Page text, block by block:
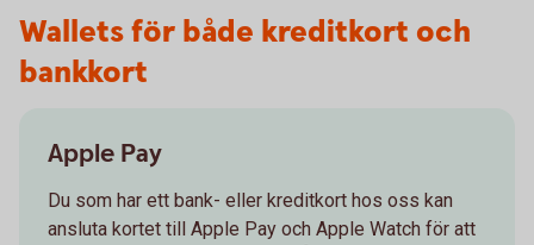
Wallets för både kreditkort och
bankkort
Apple Pay
Du som har ett bank- eller kreditkort hos oss kan
ansluta kortet till Apple Pay och Apple Watch för att